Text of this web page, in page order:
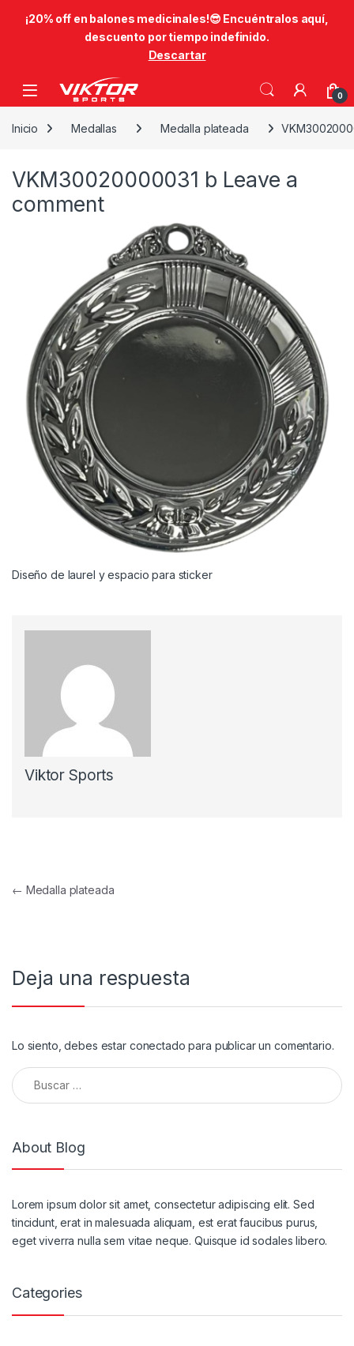
​¡20% off en balones medicinales!😎​ Encuéntralos aquí,
descuento por tiempo indefinido.
Descartar
Skip to navigation
Skip to content
0
Inicio Medallas Medalla plateada
VKM30020000031 b Leave a
comment
Diseño de laurel y espacio para sticker
Viktor Sports
Navegación de entradas
← Medalla plateada
Deja una respuesta
Lo siento, debes estar conectado para publicar un comentario.
Buscar:
About Blog
Lorem ipsum dolor sit amet, consectetur adipiscing elit. Sed
tincidunt, erat in malesuada aliquam, est erat faucibus purus,
eget viverra nulla sem vitae neque. Quisque id sodales libero.
Categories